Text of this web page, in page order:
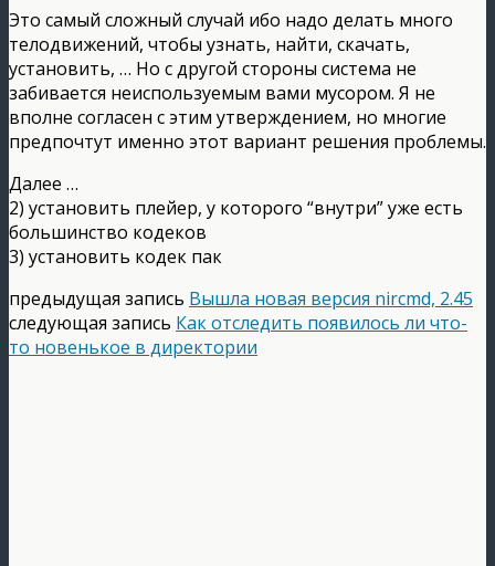
Это самый сложный случай ибо надо делать много
телодвижений, чтобы узнать, найти, скачать,
установить, … Но с другой стороны система не
забивается неиспользуемым вами мусором. Я не
вполне согласен с этим утверждением, но многие
предпочтут именно этот вариант решения проблемы.
Далее …
2) установить плейер, у которого “внутри” уже есть
большинство кодеков
3) установить кодек пак
предыдущая запись Вышла новая версия nircmd, 2.45
следующая запись Как отследить появилось ли что-
то новенькое в директории